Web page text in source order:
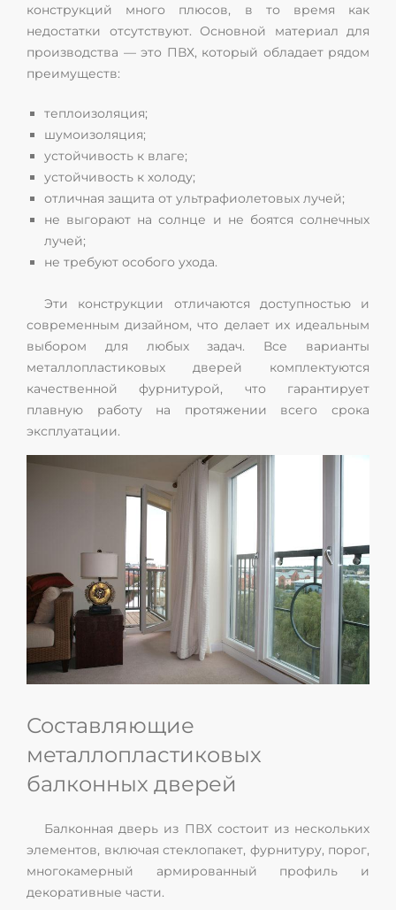
конструкций много плюсов, в то время как
недостатки отсутствуют. Основной материал для
производства — это ПВХ, который обладает рядом
преимуществ:
теплоизоляция;
шумоизоляция;
устойчивость к влаге;
устойчивость к холоду;
отличная защита от ультрафиолетовых лучей;
не выгорают на солнце и не боятся солнечных
лучей;
не требуют особого ухода.
Эти конструкции отличаются доступностью и
современным дизайном, что делает их идеальным
выбором для любых задач. Все варианты
металлопластиковых дверей комплектуются
качественной фурнитурой, что гарантирует
плавную работу на протяжении всего срока
эксплуатации.
Составляющие
металлопластиковых
балконных дверей
Балконная дверь из ПВХ состоит из нескольких
элементов, включая стеклопакет, фурнитуру, порог,
многокамерный армированный профиль и
декоративные части.